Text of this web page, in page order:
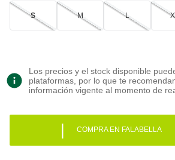
S M L
Los precios y el stock disponible
plataformas, por lo que te
información vigente al momento de
| COMPRA EN FALABELLA